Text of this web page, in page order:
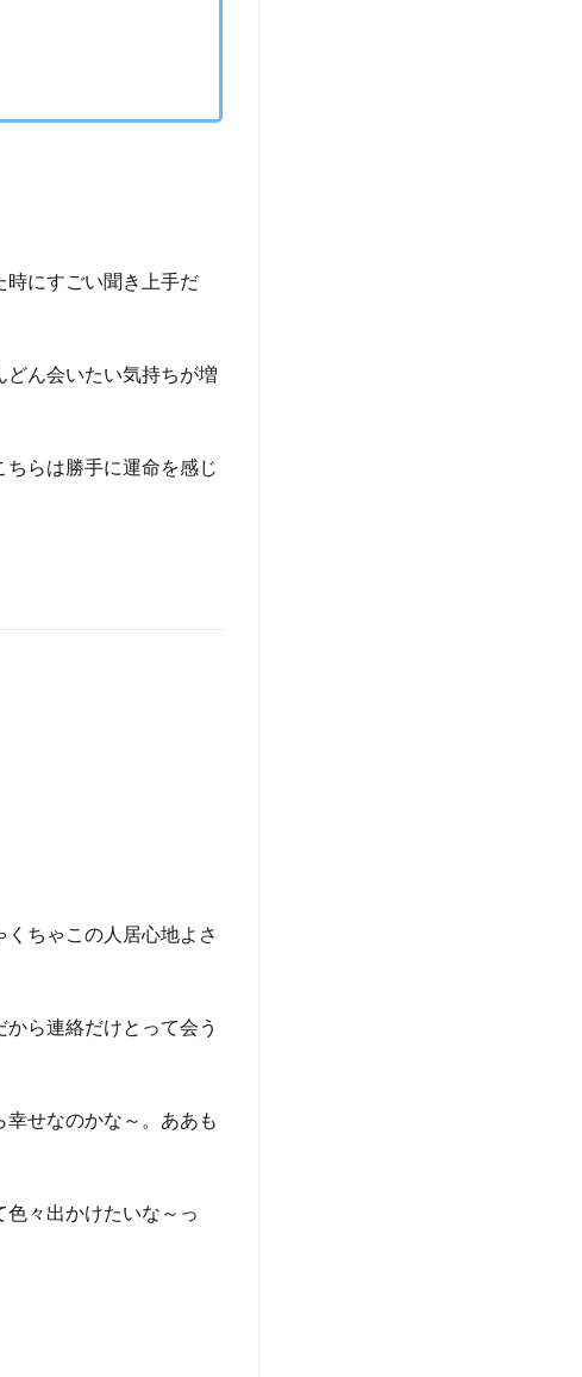
時にすごい聞き上手だ
ん会いたい気持ちが増
らは勝手に運命を感じ
ちゃこの人居心地よさ
ら連絡だけとって会う
せなのかな～。ああも
々出かけたいな～っ